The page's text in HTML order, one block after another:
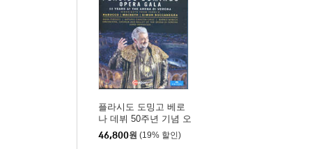
플라시도 도밍고 베로
나 데뷔 50주년 기념 오
페라 갈라 (Placido Do
mingo - Opera Gala)
46,800원 (19% 할인)